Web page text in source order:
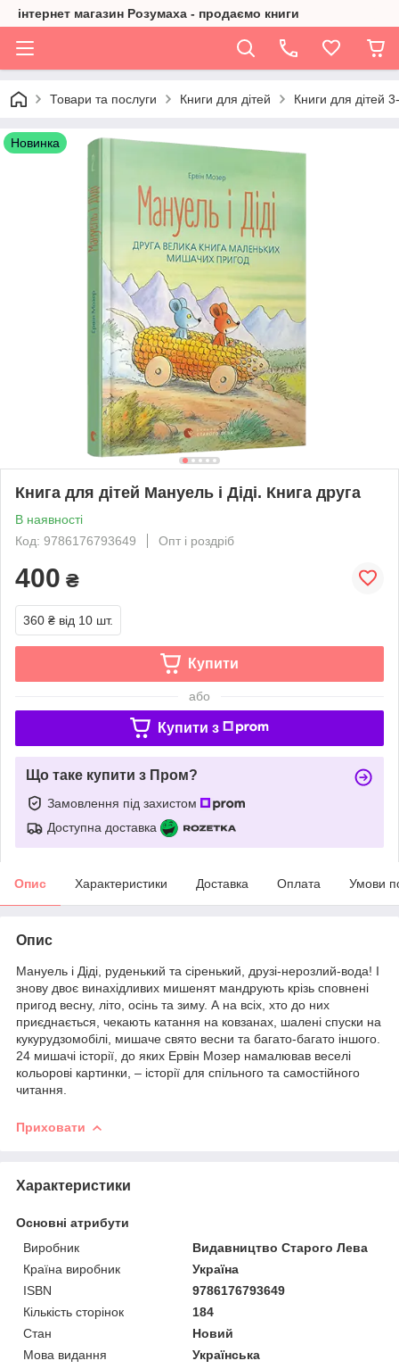
інтернет магазин Розумаха - продаємо книги
Товари та послуги Книги для дітей Книги для дітей
Новинка
Книга для дітей Мануель і Діді. Книга друга
В наявності
Код: 9786176793649
Опт і роздріб
400 ₴
360 ₴ від 10 шт.
Купити
або
Купити з
Що таке купити з Пром?
Замовлення під захистом
Доступна доставка
Опис Характеристики Доставка Оплата Умови
Опис
Мануель і Діді, руденький та сіренький, друзі-нерозлий-вода! І
знову двоє винахідливих мишенят мандрують крізь сповнені
пригод весну, літо, осінь та зиму. А на всіх, хто до них
приєднається, чекають катання на ковзанах, шалені спуски на
кукурудзомобілі, мишаче свято весни та багато-багато іншого.
24 мишачі історії, до яких Ервін Мозер намалював веселі
кольорові картинки, – історії для спільного та самостійного
читання.
Приховати
Характеристики
Основні атрибути
Виробник
Видавництво Старого Лева
Країна виробник
Україна
ISBN
9786176793649
Кількість сторінок
184
Стан
Новий
Мова видання
Українська